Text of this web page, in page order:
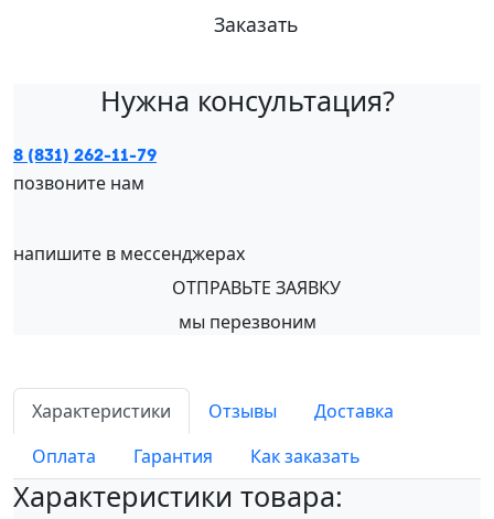
Заказать
Нужна консультация?
8 (831) 262-11-79
позвоните нам
напишите в мессенджерах
ОТПРАВЬТЕ ЗАЯВКУ
мы перезвоним
Характеристики Отзывы
Доставка
Оплата
Гарантия Как заказать
Характеристики товара: